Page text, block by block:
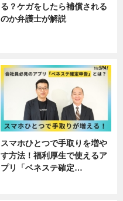
る？ケガをしたら補償される
のか弁護士が解説
スマホひとつで手取りを増や
す方法！福利厚生で使えるア
プリ「ベネステ確定…